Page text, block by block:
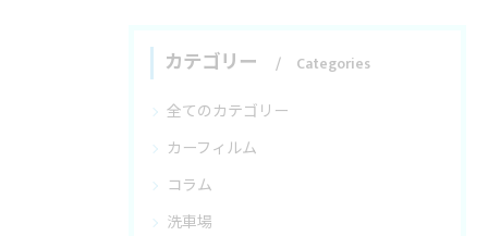
カテゴリー Categories
全てのカテゴリー
カーフィルム
コラム
洗車場